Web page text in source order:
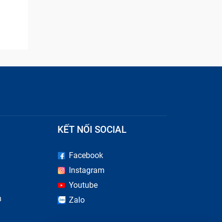
KẾT NỐI SOCIAL
Facebook
Instagram
Youtube
Zalo